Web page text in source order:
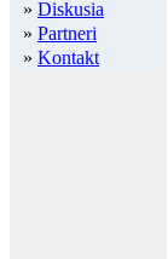
» Diskusia
» Partneri
» Kontakt